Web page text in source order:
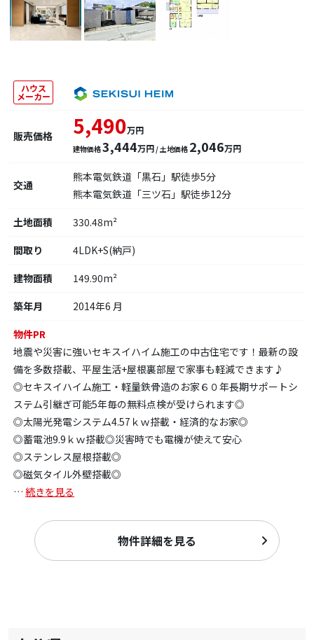
ハウス
メーカー
販売価格 5,490万円
建物価格3,444万円 / 土地価格 2,046万円
交通
熊本電気鉄道「黒石」駅徒歩5分
熊本電気鉄道「三ツ石」駅徒歩12分
土地面積
330.48m²
間取り
4LDK+S(納戸)
建物面積
149.90m²
築年月
2014年6 月
物件PR
地震や災害に強いセキスイハイム施工の中古住宅です！最新の設
備を多数搭載、平屋生活+屋根裏部屋で家事も軽減できます♪
◎セキスイハイム施工・軽量鉄骨造のお家６０年長期サポートシ
ステム引継ぎ可能5年毎の無料点検が受けられます◎
◎太陽光発電システム4.57ｋｗ搭載・経済的なお家◎
◎蓄電池9.9ｋｗ搭載◎災害時でも電機が使えて安心
◎ステンレス屋根搭載◎
◎磁気タイル外壁搭載◎
… 続きを見る
物件詳細を見る